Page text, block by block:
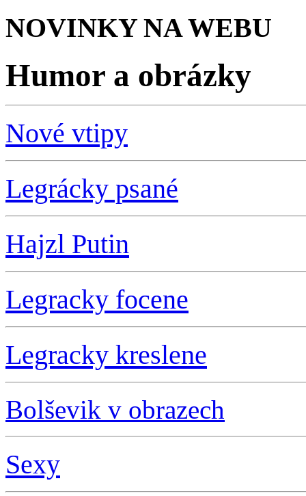
NOVINKY NA WEBU
Humor a obrázky
Nové vtipy
Legrácky psané
Hajzl Putin
Legracky focene
Legracky kreslene
Bolševik v obrazech
Sexy